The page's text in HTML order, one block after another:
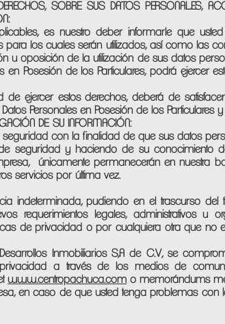
SOBRE SUS DATOS PERSONALES,
es nuestro deber informarle que
los cuales serán utilizados, así como las
u oposición de la utilización de sus datos
en Posesión de los Particulares, podrá ejercer
ejercer estos derechos, deberá de
Personales en Posesión de los Particulares
DE SU INFORMACIÓN:
con la finalidad de que sus datos
seguridad y haciendo de su conocimiento
únicamente permanecerán en nuestra
servicios por última vez.
indeterminada, pudiendo en el trascurso del
requerimientos legales, administrativos u
de privacidad o por cualquiera otra que no
Inmobiliarios S,A de C.V, se
a través de los medios de
www.centropachuca.com o memorándums
en caso de que usted tenga problemas con